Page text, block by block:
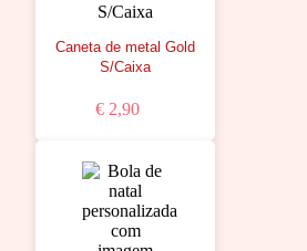
Caneta de metal Gold
S/Caixa
€ 2,90